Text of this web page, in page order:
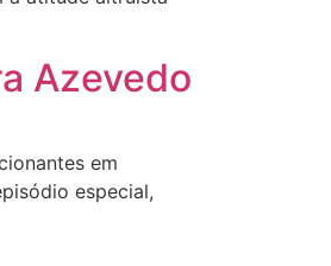
Azevedo
em
especial,